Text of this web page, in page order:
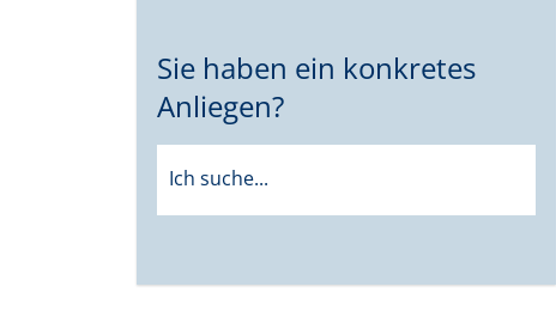
Sie haben ein konkretes
Anliegen?
Ich suche...